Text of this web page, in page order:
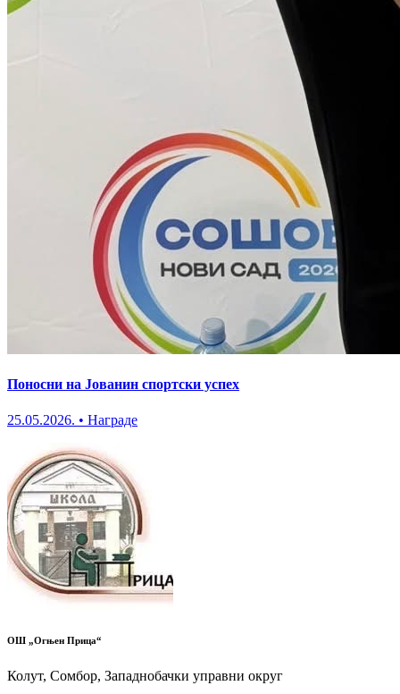
Поносни на Јованин спортски успех
25.05.2026. • Награде
ОШ „Огњен Прица“
Колут, Сомбор, Западнобачки управни округ